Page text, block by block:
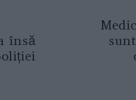
însă